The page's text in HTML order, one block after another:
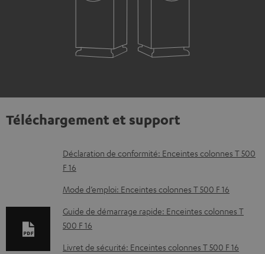
Téléchargement et support
D
o
c
u
m
e
Déclaration de conformité: Enceintes colonnes T 500
F 16
Mode d’emploi: Enceintes colonnes T 500 F 16
Guide de démarrage rapide: Enceintes colonnes T
500 F 16
Livret de sécurité: Enceintes colonnes T 500 F 16